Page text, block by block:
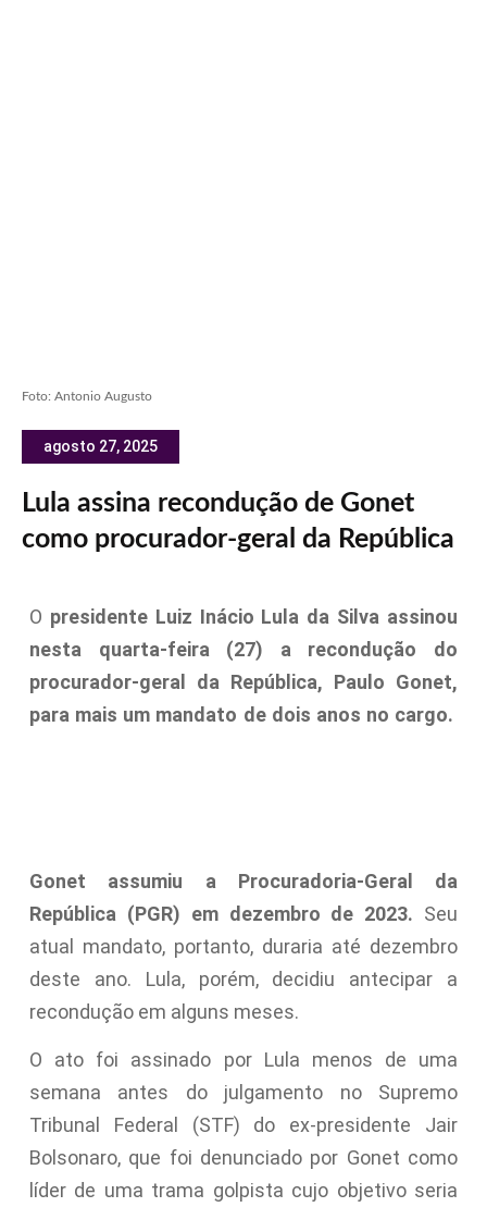
Foto: Antonio Augusto
agosto 27, 2025
Lula assina recondução de Gonet
como procurador-geral da República
O presidente Luiz Inácio Lula da Silva assinou
nesta quarta-feira (27) a recondução do
procurador-geral da República, Paulo Gonet,
para mais um mandato de dois anos no cargo.
Gonet assumiu a Procuradoria-Geral da
República (PGR) em dezembro de 2023. Seu
atual mandato, portanto, duraria até dezembro
deste ano. Lula, porém, decidiu antecipar a
recondução em alguns meses.
O ato foi assinado por Lula menos de uma
semana antes do julgamento no Supremo
Tribunal Federal (STF) do ex-presidente Jair
Bolsonaro, que foi denunciado por Gonet como
líder de uma trama golpista cujo objetivo seria